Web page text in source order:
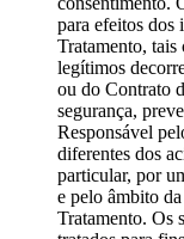
para efeitos dos
Tratamento,
legítimos
ou do Contrato
segurança,
Responsável
diferentes dos
particular, por
e pelo âmbito
Tratamento. Os